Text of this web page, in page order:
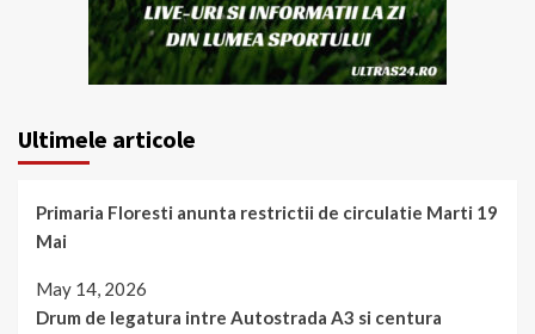
Ultimele articole
Primaria Floresti anunta restrictii de circulatie Marti 19
Mai
May 14, 2026
Drum de legatura intre Autostrada A3 si centura